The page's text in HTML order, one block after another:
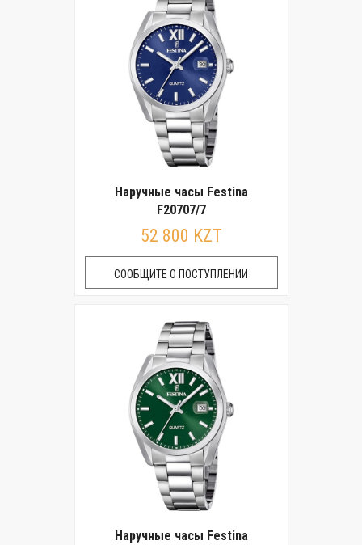
Наручные часы Festina
F20707/7
52 800 KZT
СООБЩИТЕ О ПОСТУПЛЕНИИ
Наручные часы Festina